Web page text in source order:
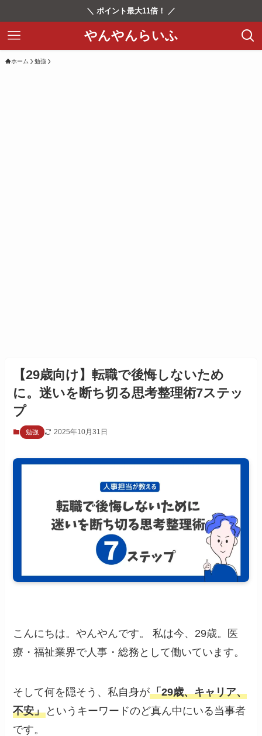
＼ ポイント最大11倍！ ／
やんやんらいふ
ホーム 勉強
【29歳向け】転職で後悔しないため
に。迷いを断ち切る思考整理術7ステッ
プ
勉強 2025年10月31日
こんにちは。やんやんです。 私は今、29歳。医
療・福祉業界で人事・総務として働いています。
そして何を隠そう、私自身が「29歳、キャリア、
不安」 というキーワードのど真ん中にいる当事者
です。